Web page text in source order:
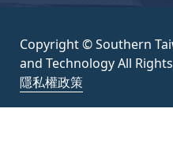
Copyright © Southern
and Technology All Rights
隱私權政策